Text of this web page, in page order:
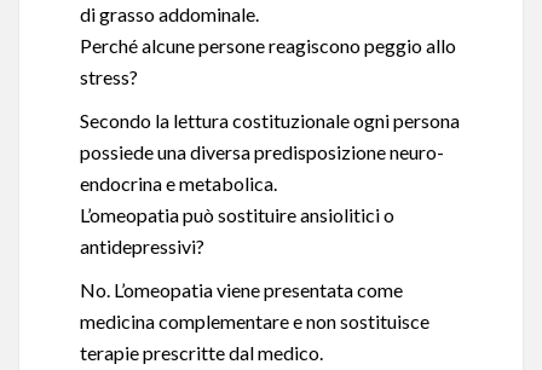
di grasso addominale.
Perché alcune persone reagiscono peggio allo
stress?
Secondo la lettura costituzionale ogni persona
possiede una diversa predisposizione neuro-
endocrina e metabolica.
L’omeopatia può sostituire ansiolitici o
antidepressivi?
No. L’omeopatia viene presentata come
medicina complementare e non sostituisce
terapie prescritte dal medico.